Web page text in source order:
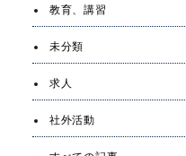
教育、講習
未分類
求人
社外活動